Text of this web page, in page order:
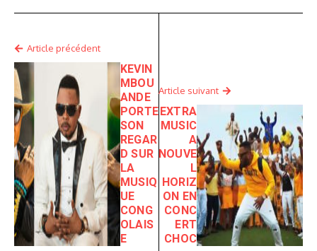
Article précédent
KEVIN
MBOU
ANDE
PORTE
SON
REGAR
D SUR
LA
MUSIQ
UE
CONG
OLAIS
E
Article suivant
EXTRA
MUSIC
A
NOUVE
L
HORIZ
ON EN
CONC
ERT
CHOC